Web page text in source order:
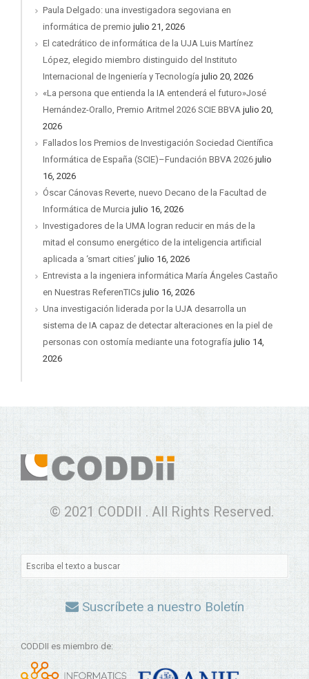
Paula Delgado: una investigadora segoviana en
informática de premio julio 21, 2026
El catedrático de informática de la UJA Luis Martínez
López, elegido miembro distinguido del Instituto
Internacional de Ingeniería y Tecnología julio 20, 2026
«La persona que entienda la IA entenderá el futuro»José
Hernández-Orallo, Premio Aritmel 2026 SCIE BBVA julio 20,
2026
Fallados los Premios de Investigación Sociedad Científica
Informática de España (SCIE)–Fundación BBVA 2026 julio
16, 2026
Óscar Cánovas Reverte, nuevo Decano de la Facultad de
Informática de Murcia julio 16, 2026
Investigadores de la UMA logran reducir en más de la
mitad el consumo energético de la inteligencia artificial
aplicada a ‘smart cities’ julio 16, 2026
Entrevista a la ingeniera informática María Ángeles Castaño
en Nuestras ReferenTICs julio 16, 2026
Una investigación liderada por la UJA desarrolla un
sistema de IA capaz de detectar alteraciones en la piel de
personas con ostomía mediante una fotografía julio 14,
2026
© 2021 CODDII . All Rights Reserved.
Suscríbete a nuestro Boletín
CODDII es miembro de: